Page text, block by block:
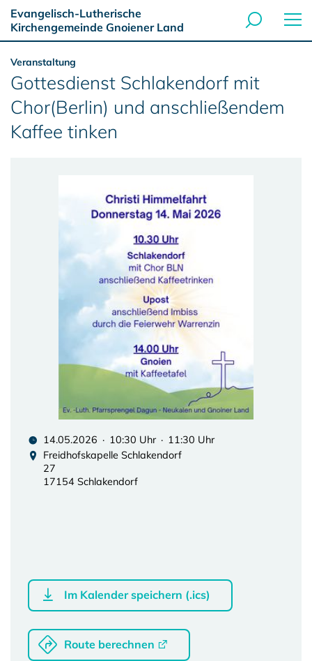
Evangelisch-Lutherische
Kirchengemeinde Gnoiener Land
Veranstaltung
Gottesdienst Schlakendorf mit
Chor(Berlin) und anschließendem
Kaffee tinken
14.05.2026 · 10:30 Uhr · 11:30 Uhr
Freidhofskapelle Schlakendorf
27
17154 Schlakendorf
Im Kalender speichern (.ics)
Route berechnen